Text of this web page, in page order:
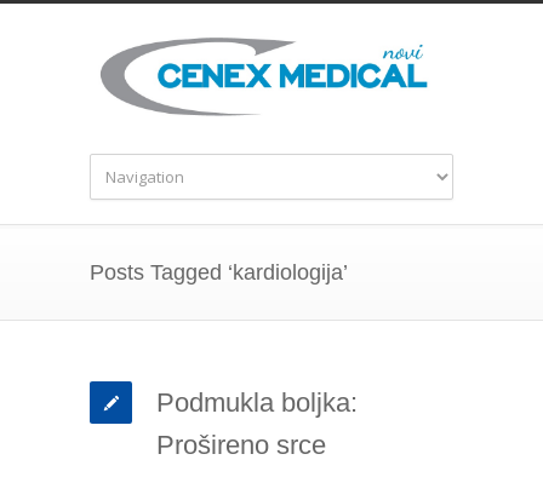
Posts Tagged ‘kardiologija’
Podmukla boljka:
Prošireno srce